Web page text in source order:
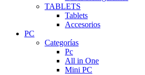
TABLETS
Tablets
Accesorios
PC
Categorías
Pc
All in One
Mini PC